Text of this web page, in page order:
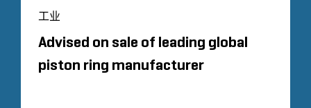
工业
Advised on sale of leading global
piston ring manufacturer